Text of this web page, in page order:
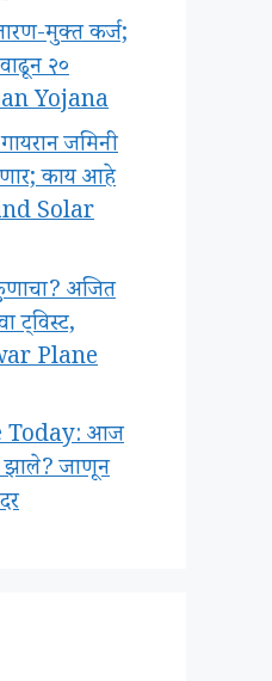
मुक्त कर्ज;
२०
Yojana
जमिनी
काय आहे
Solar
अजित
ट्विस्ट,
Plane
Today: आज
झाले? जाणून